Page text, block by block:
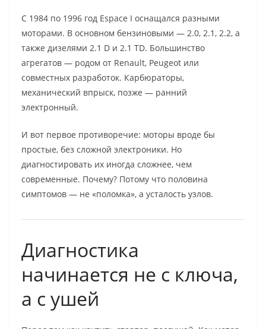
С 1984 по 1996 год Espace I оснащался разными
моторами. В основном бензиновыми — 2.0, 2.1, 2.2, а
также дизелями 2.1 D и 2.1 TD. Большинство
агрегатов — родом от Renault, Peugeot или
совместных разработок. Карбюраторы,
механический впрыск, позже — ранний
электронный.
И вот первое противоречие: моторы вроде бы
простые, без сложной электроники. Но
диагностировать их иногда сложнее, чем
современные. Почему? Потому что половина
симптомов — не «поломка», а усталость узлов.
Диагностика
начинается не с ключа,
а с ушей